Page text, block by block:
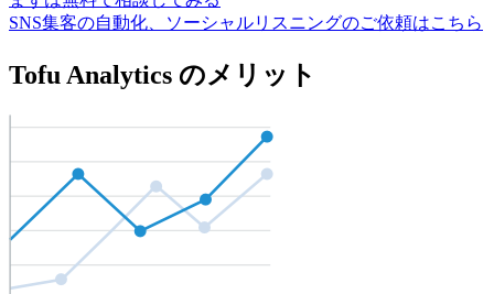
SNS集客の自動化、ソーシャルリスニングのご依頼はこちら
Tofu Analytics のメリット